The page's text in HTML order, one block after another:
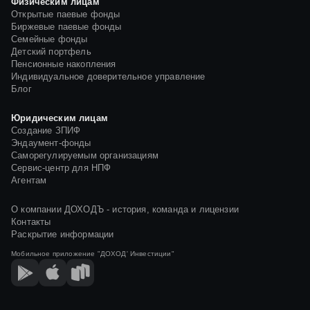
ЗАВЕРШИЛОСЬ ФОРМИРОВАНИЯ ПАЕВОГО ИНВЕСТИЦИОННОГО
ФОНДА "ДОХОДЪ – ИНДЕКС ММВБ"
16 ФЕВРАЛЯ АГЕНТ ПО ВЫДАЧЕ, ПОГАШЕНИЮ И ОБМЕНУ
ИНВЕСТИЦИОННЫХ ПАЕВ ОАО "ИНВЕСТИЦИОННАЯ КОМПАНИЯ
"НЕВА-ИНВЕСТ" ОТКРЫВАЕТ НОВЫЙ ПУНКТ ПРИЁМА ЗАЯВОК
НАЧАЛОСЬ ФОРМИРОВАНИЯ НОВОГО ПАЕВОГО
СООБЩЕНИЕ ОБ ИЗМЕНЕНИИ АДРЕСА МЕСТА НАХОЖДЕНИЯ У
АГЕНТА ОТКРЫТОЕ АКЦИОНЕРНОЕ ОБЩЕСТВО "ИНВЕСТИЦИОННАЯ
КОМПАНИЯ "НЕВА-ИНВЕСТ"
ВЫВОД ПАЕВ НА ФОНДОВУЮ БИРЖУ ММВБ
Открытые паевые фонды
Биржевые паевые фонды
Семейные фонды
Детский портфель
Пенсионные накопления
Индивидуальное доверительное управление
Блог
Юридическим лицам
Создание ЗПИФ
Эндаумент-фонды
Саморегулируемым организациям
Сервис-центр для НПФ
Агентам
О компании ДОХОДЪ - история, команда и лицензии
Контакты
Раскрытие информации
Мобильное приложение "ДОХОД' Инвестиции"